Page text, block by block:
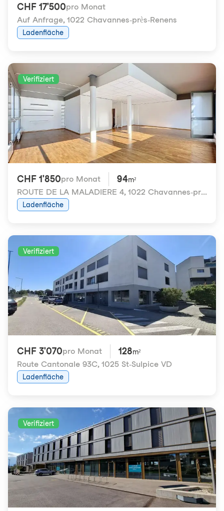
CHF 17'500pro Monat
Auf Anfrage, 1022 Chavannes-près-Renens
Ladenfläche
Verifiziert
CHF 1'850pro Monat 94m²
ROUTE DE LA MALADIERE 4, 1022 Chavannes-près-Renens
Ladenfläche
Verifiziert
CHF 3'070pro Monat 128m²
Route Cantonale 93C, 1025 St-Sulpice VD
Ladenfläche
Verifiziert